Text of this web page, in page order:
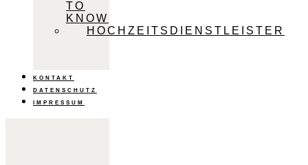
TO
KNOW
HOCHZEITSDIENSTLEISTER
KONTAKT
DATENSCHUTZ
IMPRESSUM